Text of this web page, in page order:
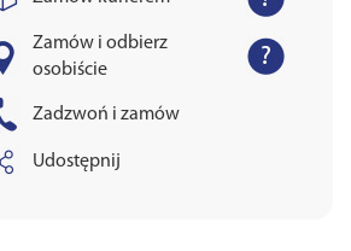
Zamów i odbierz
osobiście
Zadzwoń i zamów
Udostępnij